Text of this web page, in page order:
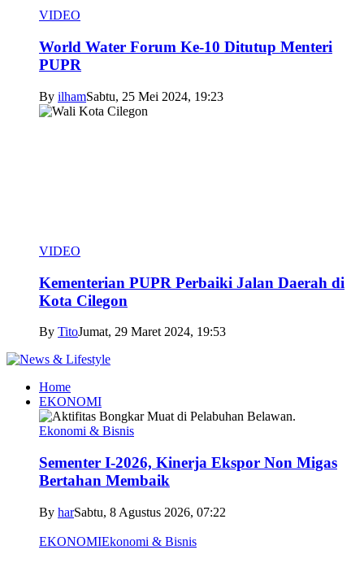
VIDEO
World Water Forum Ke-10 Ditutup Menteri
PUPR
By ilhamSabtu, 25 Mei 2024, 19:23
VIDEO
Kementerian PUPR Perbaiki Jalan Daerah di
Kota Cilegon
By TitoJumat, 29 Maret 2024, 19:53
Home
EKONOMI
Ekonomi & Bisnis
Sementer I-2026, Kinerja Ekspor Non Migas
Bertahan Membaik
By harSabtu, 8 Agustus 2026, 07:22
EKONOMIEkonomi & Bisnis